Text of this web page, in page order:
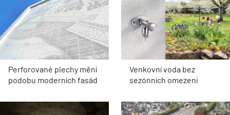
Perforované plechy mění
podobu moderních fasád
Venkovní voda bez
sezónních omezení